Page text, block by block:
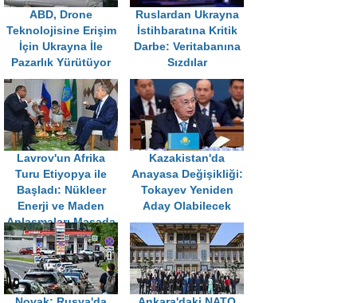
ABD, Drone
Teknolojisine Erişim
İçin Ukrayna İle
Pazarlık Yürütüyor
Ruslardan Ukrayna
İstihbaratına Kritik
Darbe: Veritabanına
Sızdılar
Lavrov'un Afrika
Turu Etiyopya ile
Başladı: Nükleer
Enerji ve Maden
Anlaşmaları Masada
Kazakistan'da
Anayasa Değişikliği:
Tokayev Yeniden
Aday Olabilecek